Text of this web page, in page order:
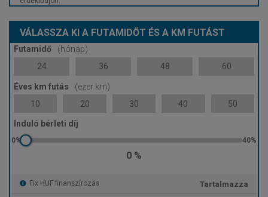
VÁLASSZA KI A FUTAMIDŐT ÉS A KM FUTÁST
Futamidő
(hónap)
24
36 48 60
Éves km futás
(ezer km)
10
20 30 40 50
Induló bérleti díj
0 %
Fix HUF finanszírozás Tartalmazza